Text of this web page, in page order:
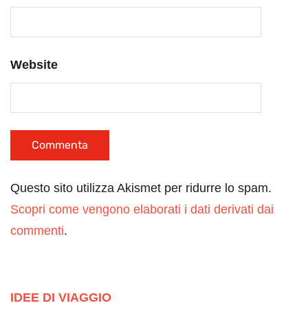
Website
Questo sito utilizza Akismet per ridurre lo spam.
Scopri come vengono elaborati i dati derivati dai
commenti.
IDEE DI VIAGGIO